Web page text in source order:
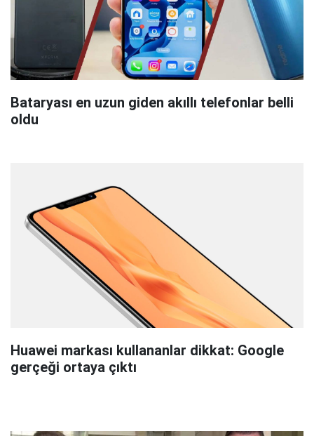
Bataryası en uzun giden akıllı telefonlar belli
oldu
Huawei markası kullananlar dikkat: Google
gerçeği ortaya çıktı